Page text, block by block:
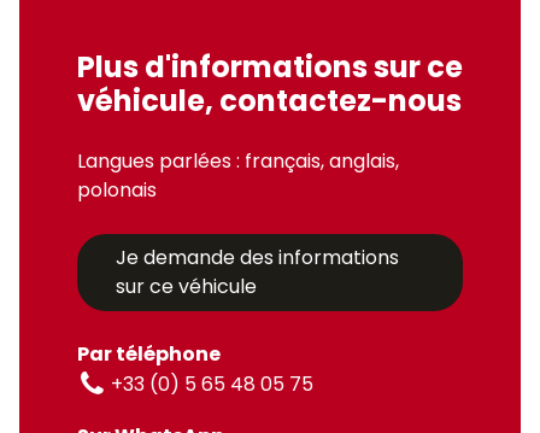
Plus d'informations sur ce
véhicule, contactez-nous
Langues parlées : français, anglais,
polonais
Je demande des informations
sur ce véhicule
Par téléphone
+33 (0) 5 65 48 05 75